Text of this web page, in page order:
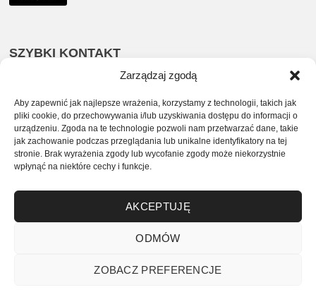
Zarządzaj zgodą
Aby zapewnić jak najlepsze wrażenia, korzystamy z technologii, takich jak
pliki cookie, do przechowywania i/lub uzyskiwania dostępu do informacji o
urządzeniu. Zgoda na te technologie pozwoli nam przetwarzać dane, takie
jak zachowanie podczas przeglądania lub unikalne identyfikatory na tej
stronie. Brak wyrażenia zgody lub wycofanie zgody może niekorzystnie
wpłynąć na niektóre cechy i funkcje.
AKCEPTUJĘ
ODMÓW
ZOBACZ PREFERENCJE
SZYBKI KONTAKT
sklep@zlotaszafa.pl
SOCIAL MEDIA
Facebook
Instagram